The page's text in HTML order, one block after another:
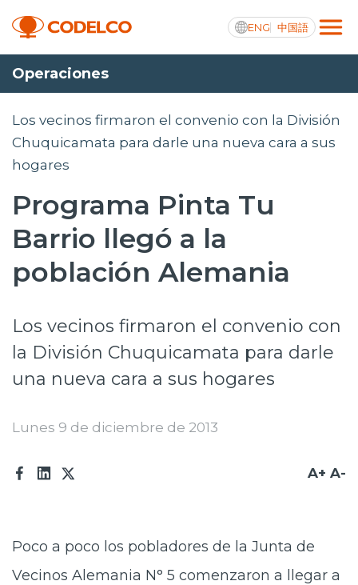
ENG 中国語
Transparencia activa
Operaciones
Proyectos
Sustentabilidad
Inversionistas
Prensa
Canales de denuncia
Acceso trabajadores/as
Operaciones
Los vecinos firmaron el convenio con la División
Chuquicamata para darle una nueva cara a sus
hogares
Programa Pinta Tu
Barrio llegó a la
población Alemania
Los vecinos firmaron el convenio con
la División Chuquicamata para darle
una nueva cara a sus hogares
Lunes 9 de diciembre de 2013
A+ A-
Poco a poco los pobladores de la Junta de
Vecinos Alemania N° 5 comenzaron a llegar a